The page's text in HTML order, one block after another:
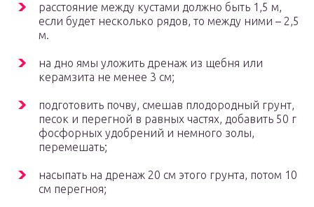
расстояние между кустами должно быть 1,5 м,
если будет несколько рядов, то между ними – 2,5
м.
на дно ямы уложить дренаж из щебня или
керамзита не менее 3 см;
подготовить почву, смешав плодородный грунт,
песок и перегной в равных частях, добавить 50 г
фосфорных удобрений и немного золы,
перемешать;
насыпать на дренаж 20 см этого грунта, потом 10
см перегноя;